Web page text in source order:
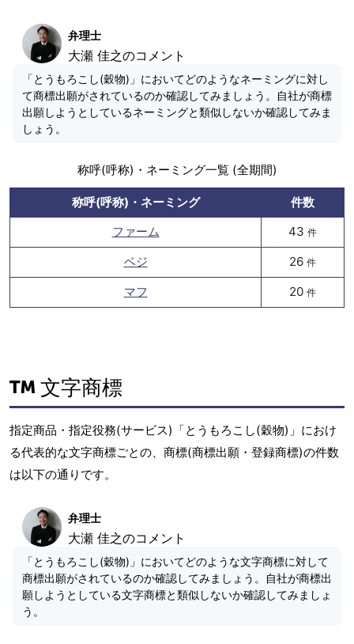
弁理士
大瀬 佳之のコメント
「とうもろこし(穀物)」においてどのようなネーミングに対し
て商標出願がされているのか確認してみましょう。自社が商標
出願しようとしているネーミングと類似しないか確認してみま
しょう。
称呼(呼称)・ネーミング一覧 (全期間)
称呼(呼称)・ネーミング
件数
ファーム
43 件
ベジ 26 件
マフ 20 件
文字商標
指定商品・指定役務(サービス)「とうもろこし(穀物)」におけ
る代表的な文字商標ごとの、商標(商標出願・登録商標)の件数
は以下の通りです。
弁理士
大瀬 佳之のコメント
「とうもろこし(穀物)」においてどのような文字商標に対して
商標出願がされているのか確認してみましょう。自社が商標出
願しようとしている文字商標と類似しないか確認してみましょ
う。